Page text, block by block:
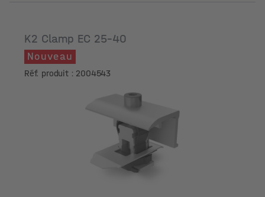
K2 Clamp EC 25-40
Nouveau
Réf. produit : 2004543